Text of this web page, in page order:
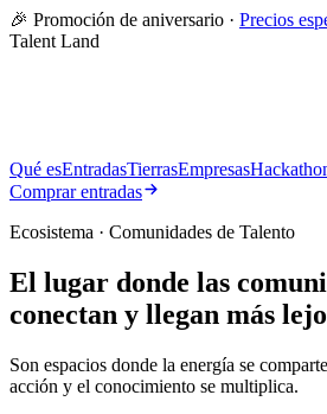
🎉 Promoción de aniversario · Precios
Talent Land
Qué esEntradasTierrasEmpresas
Comprar entradas
Ecosistema · Comunidades de Talento
El lugar donde las
conectan y llegan más
Son espacios donde la energía se
acción y el conocimiento se multiplica.